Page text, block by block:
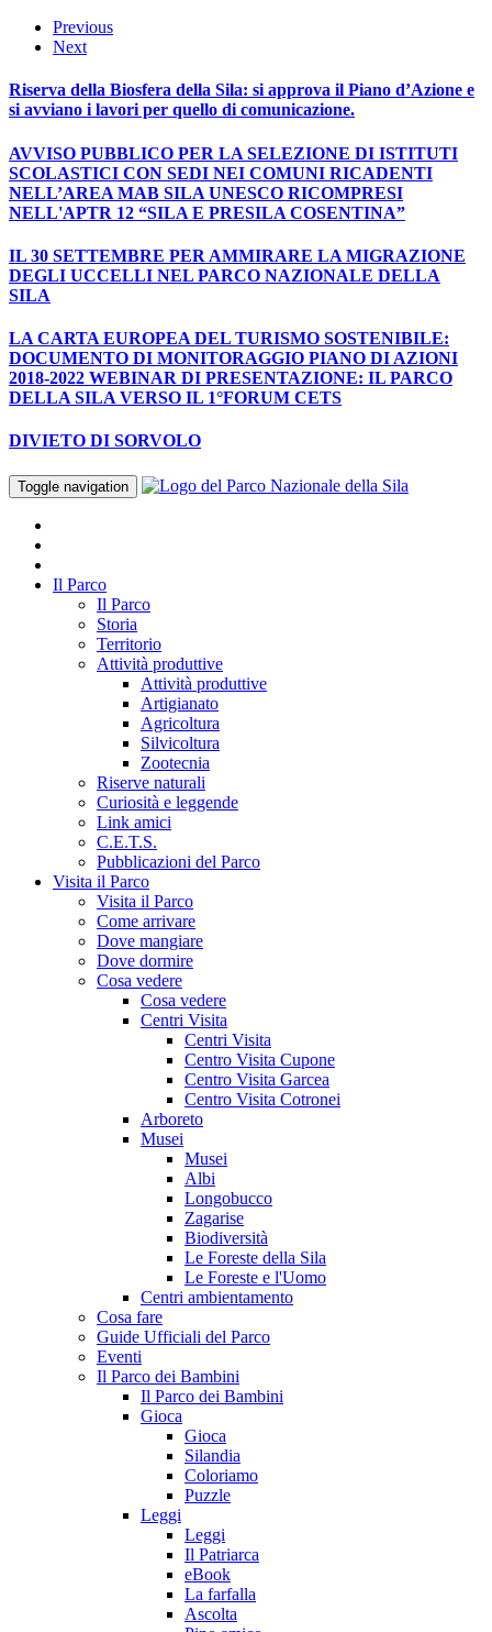
Previous
Next
Riserva della Biosfera della Sila: si approva il Piano d’Azione e
si avviano i lavori per quello di comunicazione.
AVVISO PUBBLICO PER LA SELEZIONE DI ISTITUTI
SCOLASTICI CON SEDI NEI COMUNI RICADENTI
NELL’AREA MAB SILA UNESCO RICOMPRESI
NELL'APTR 12 “SILA E PRESILA COSENTINA”
IL 30 SETTEMBRE PER AMMIRARE LA MIGRAZIONE
DEGLI UCCELLI NEL PARCO NAZIONALE DELLA
SILA
LA CARTA EUROPEA DEL TURISMO SOSTENIBILE:
DOCUMENTO DI MONITORAGGIO PIANO DI AZIONI
2018-2022 WEBINAR DI PRESENTAZIONE: IL PARCO
DELLA SILA VERSO IL 1°FORUM CETS
DIVIETO DI SORVOLO
Toggle navigation
Il Parco
Il Parco
Storia
Territorio
Attività produttive
Attività produttive
Artigianato
Agricoltura
Silvicoltura
Zootecnia
Riserve naturali
Curiosità e leggende
Link amici
C.E.T.S.
Pubblicazioni del Parco
Visita il Parco
Visita il Parco
Come arrivare
Dove mangiare
Dove dormire
Cosa vedere
Cosa vedere
Centri Visita
Centri Visita
Centro Visita Cupone
Centro Visita Garcea
Centro Visita Cotronei
Arboreto
Musei
Musei
Albi
Longobucco
Zagarise
Biodiversità
Le Foreste della Sila
Le Foreste e l'Uomo
Centri ambientamento
Cosa fare
Guide Ufficiali del Parco
Eventi
Il Parco dei Bambini
Il Parco dei Bambini
Gioca
Gioca
Silandia
Coloriamo
Puzzle
Leggi
Leggi
Il Patriarca
eBook
La farfalla
Ascolta